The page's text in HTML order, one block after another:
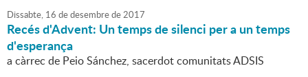
Dissabte, 16 dedesembrede2017
Recés d'Advent: Un temps de silenci per a un temps
d'esperança
a càrrec de Peio Sánchez, sacerdot comunitats ADSIS